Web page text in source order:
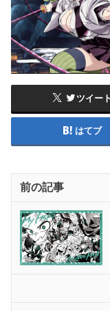
ツイート
はてブ
前の記事